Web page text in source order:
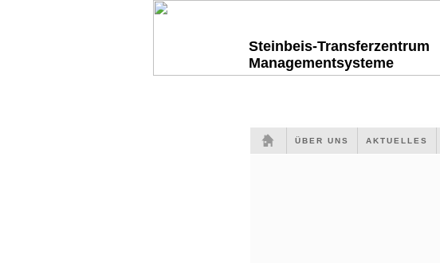
Steinbeis-Transferzentrum
Managementsysteme
ÜBER UNS AKTUELLES